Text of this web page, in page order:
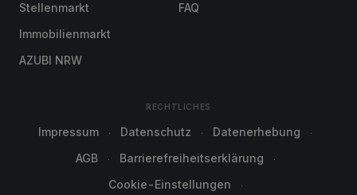
Stellenmarkt
Immobilienmarkt
AZUBI NRW
FAQ
RECHTLICHES
Impressum Datenschutz
Datenerhebung
AGB
Barrierefreiheitserklärung
Cookie-Einstellungen